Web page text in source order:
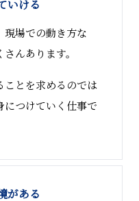
いける
現場での動き方な
んあります。
ことを求めるのでは
につけていく仕事で
がある